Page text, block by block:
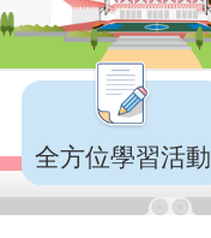
全方位學習活動